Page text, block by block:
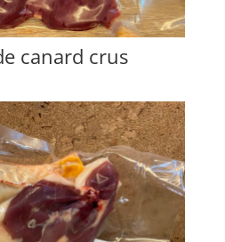
canard crus